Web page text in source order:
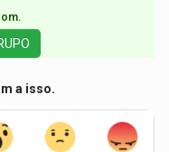
a isso.